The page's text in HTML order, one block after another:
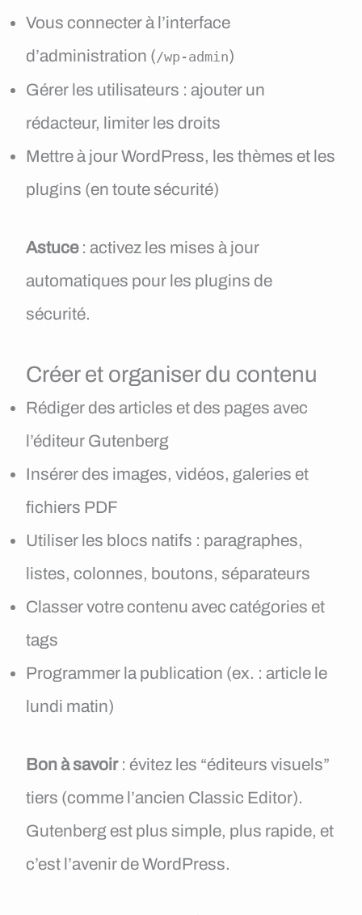
Vous connecter à l’interface
d’administration (/wp-admin)
Gérer les utilisateurs : ajouter un
rédacteur, limiter les droits
Mettre à jour WordPress, les thèmes et les
plugins (en toute sécurité)
Astuce: activez les mises à jour
automatiques pour les plugins de
sécurité.
Créer et organiser du contenu
Rédiger des articles et des pages avec
l’éditeur Gutenberg
Insérer des images, vidéos, galeries et
fichiers PDF
Utiliser les blocs natifs : paragraphes,
listes, colonnes, boutons, séparateurs
Classer votre contenu avec catégories et
tags
Programmer la publication (ex. : article le
lundi matin)
Bon à savoir: évitez les “éditeurs visuels”
tiers (comme l’ancien Classic Editor).
Gutenberg est plus simple, plus rapide, et
c’est l’avenir de WordPress.